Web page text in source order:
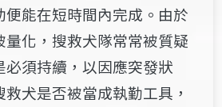
便能在短時間內完成。由於
量化，搜救犬隊常常被質疑
須持續，以因應突發狀
犬是否被當成執勤工具，